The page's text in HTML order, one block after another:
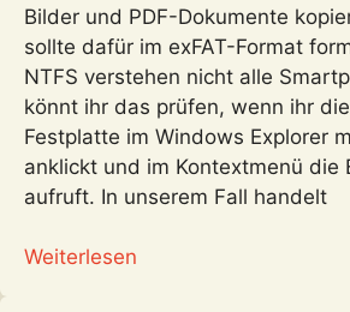
Bilder und PDF-Dokumente
sollte dafür im exFAT-Format
NTFS verstehen nicht alle
könnt ihr das prüfen, wenn ihr
Festplatte im Windows Explorer
anklickt und im Kontextmenü die
aufruft. In unserem Fall handelt
Weiterlesen